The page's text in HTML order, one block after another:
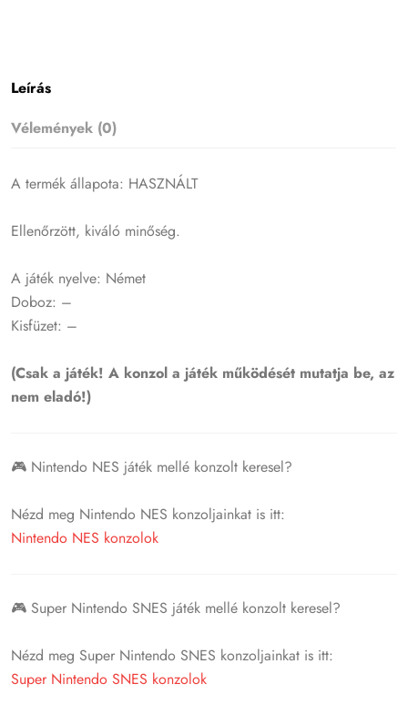
Leírás
Vélemények (0)
A termék állapota: HASZNÁLT
Ellenőrzött, kiváló minőség.
A játék nyelve: Német
Doboz: –
Kisfüzet: –
(Csak a játék! A konzol a játék működését mutatja be, az
nem eladó!)
🎮 Nintendo NES játék mellé konzolt keresel?
Nézd meg Nintendo NES konzoljainkat is itt:
Nintendo NES konzolok
🎮 Super Nintendo SNES játék mellé konzolt keresel?
Nézd meg Super Nintendo SNES konzoljainkat is itt:
Super Nintendo SNES konzolok